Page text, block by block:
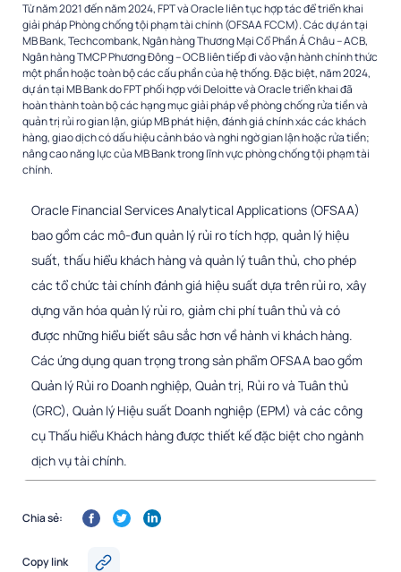
Từ năm 2021 đến năm 2024, FPT và Oracle liên tục hợp tác để triển khai
giải pháp Phòng chống tội phạm tài chính (OFSAA FCCM). Các dự án tại
MB Bank, Techcombank, Ngân hàng Thương Mại Cổ Phần Á Châu – ACB,
Ngân hàng TMCP Phương Đông – OCB liên tiếp đi vào vận hành chính thức
một phần hoặc toàn bộ các cấu phần của hệ thống. Đặc biệt, năm 2024,
dự án tại MB Bank do FPT phối hợp với Deloitte và Oracle triển khai đã
hoàn thành toàn bộ các hạng mục giải pháp về phòng chống rửa tiền và
quản trị rủi ro gian lận, giúp MB phát hiện, đánh giá chính xác các khách
hàng, giao dịch có dấu hiệu cảnh báo và nghi ngờ gian lận hoặc rửa tiền;
nâng cao năng lực của MB Bank trong lĩnh vực phòng chống tội phạm tài
chính.
Oracle Financial Services Analytical Applications (OFSAA)
bao gồm các mô-đun quản lý rủi ro tích hợp, quản lý hiệu
suất, thấu hiểu khách hàng và quản lý tuân thủ, cho phép
các tổ chức tài chính đánh giá hiệu suất dựa trên rủi ro, xây
dựng văn hóa quản lý rủi ro, giảm chi phí tuân thủ và có
được những hiểu biết sâu sắc hơn về hành vi khách hàng.
Các ứng dụng quan trọng trong sản phẩm OFSAA bao gồm
Quản lý Rủi ro Doanh nghiệp, Quản trị, Rủi ro và Tuân thủ
(GRC), Quản lý Hiệu suất Doanh nghiệp (EPM) và các công
cụ Thấu hiểu Khách hàng được thiết kế đặc biệt cho ngành
dịch vụ tài chính.
Chia sẻ:
Copy link